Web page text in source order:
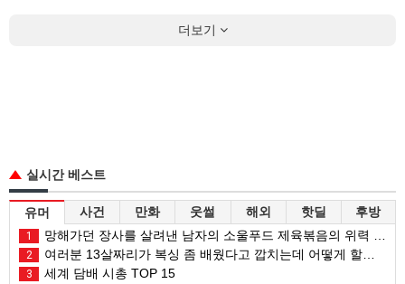
더보기
실시간 베스트
유머 사건 만화 웃썰 해외 핫딜 후방
1 망해가던 장사를 살려낸 남자의 소울푸드 제육볶음의 위력 ㅋㅋ
2 여러분 13살짜리가 복싱 좀 배웠다고 깝치는데 어떻게 할까요?
3 세계 담배 시총 TOP 15